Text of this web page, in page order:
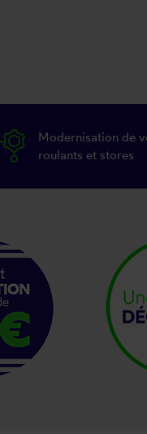
Modernisation de
roulants et stores